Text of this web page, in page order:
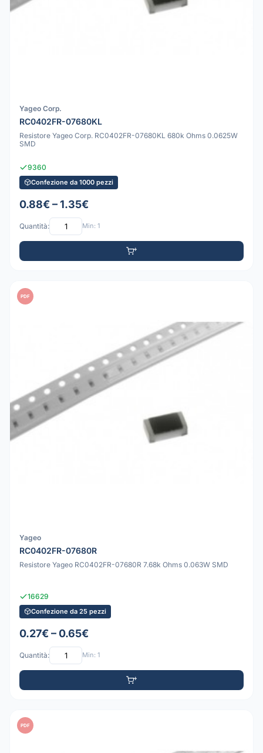
Yageo Corp.
RC0402FR-07680KL
Resistore Yageo Corp. RC0402FR-07680KL 680k Ohms 0.0625W
SMD
9360
Confezione da 1000 pezzi
0.88€ – 1.35€
Quantità: Min: 1
PDF
Yageo
RC0402FR-07680R
Resistore Yageo RC0402FR-07680R 7.68k Ohms 0.063W SMD
16629
Confezione da 25 pezzi
0.27€ – 0.65€
Quantità: Min: 1
PDF